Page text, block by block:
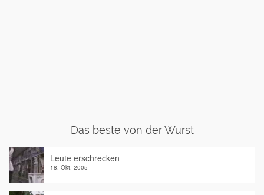
Das beste von der Wurst
Leute erschrecken
18. Okt. 2005